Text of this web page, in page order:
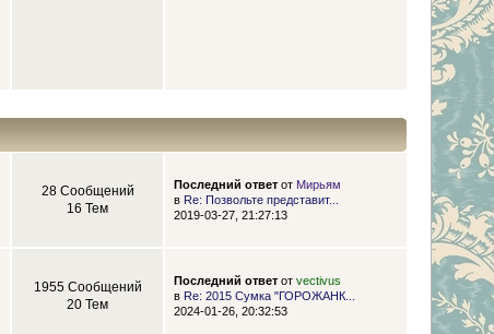
28 Сообщений
16 Тем
Последний ответот Мирьям
в Re: Позвольте представит...
2019-03-27, 21:27:13
1955 Сообщений
20 Тем
Последний ответот vectivus
в Re: 2015 Сумка "ГОРОЖАНК...
2024-01-26, 20:32:53